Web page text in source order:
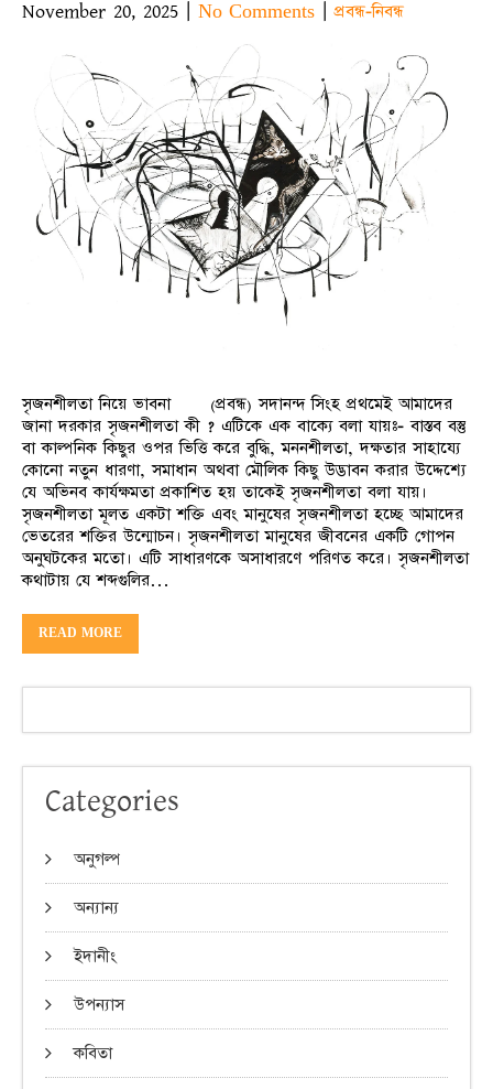
November 20, 2025 | No Comments |প্রবন্ধ-নিবন্ধ
সৃজনশীলতা নিয়ে ভাবনা (প্রবন্ধ) সদানন্দ সিংহ প্রথমেই আমাদের
জানা দরকার সৃজনশীলতা কী ? এটিকে এক বাক্যে বলা যায়ঃ- বাস্তব বস্তু
বা কাল্পনিক কিছুর ওপর ভিত্তি করে বুদ্ধি, মননশীলতা, দক্ষতার সাহায্যে
কোনো নতুন ধারণা, সমাধান অথবা মৌলিক কিছু উদ্ভাবন করার উদ্দেশ্যে
যে অভিনব কার্যক্ষমতা প্রকাশিত হয় তাকেই সৃজনশীলতা বলা যায়।
সৃজনশীলতা মূলত একটা শক্তি এবং মানুষের সৃজনশীলতা হচ্ছে আমাদের
ভেতরের শক্তির উন্মোচন। সৃজনশীলতা মানুষের জীবনের একটি গোপন
অনুঘটকের মতো। এটি সাধারণকে অসাধারণে পরিণত করে। সৃজনশীলতা
কথাটায় যে শব্দগুলির…
READ MORE
Categories
অনুগল্প
অন্যান্য
ইদানীং
উপন্যাস
কবিতা